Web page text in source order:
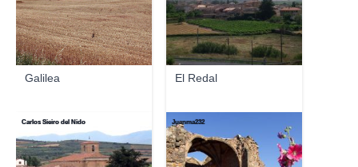
Galilea El Redal
Carlos Sieiro del Nido Juanma232